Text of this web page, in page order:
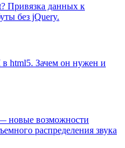
Привязка данных к
без jQuery.
html5. Зачем он нужен и
новые возможности
распределения звука